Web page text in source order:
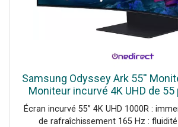
Samsung Odyssey Ark 55''
Moniteur incurvé 4K UHD de
Mini LED, 165 Hz et KVM intégré,
multitâche
Écran incurvé 55” 4K UHD 1000R :
de rafraîchissement 165 Hz :